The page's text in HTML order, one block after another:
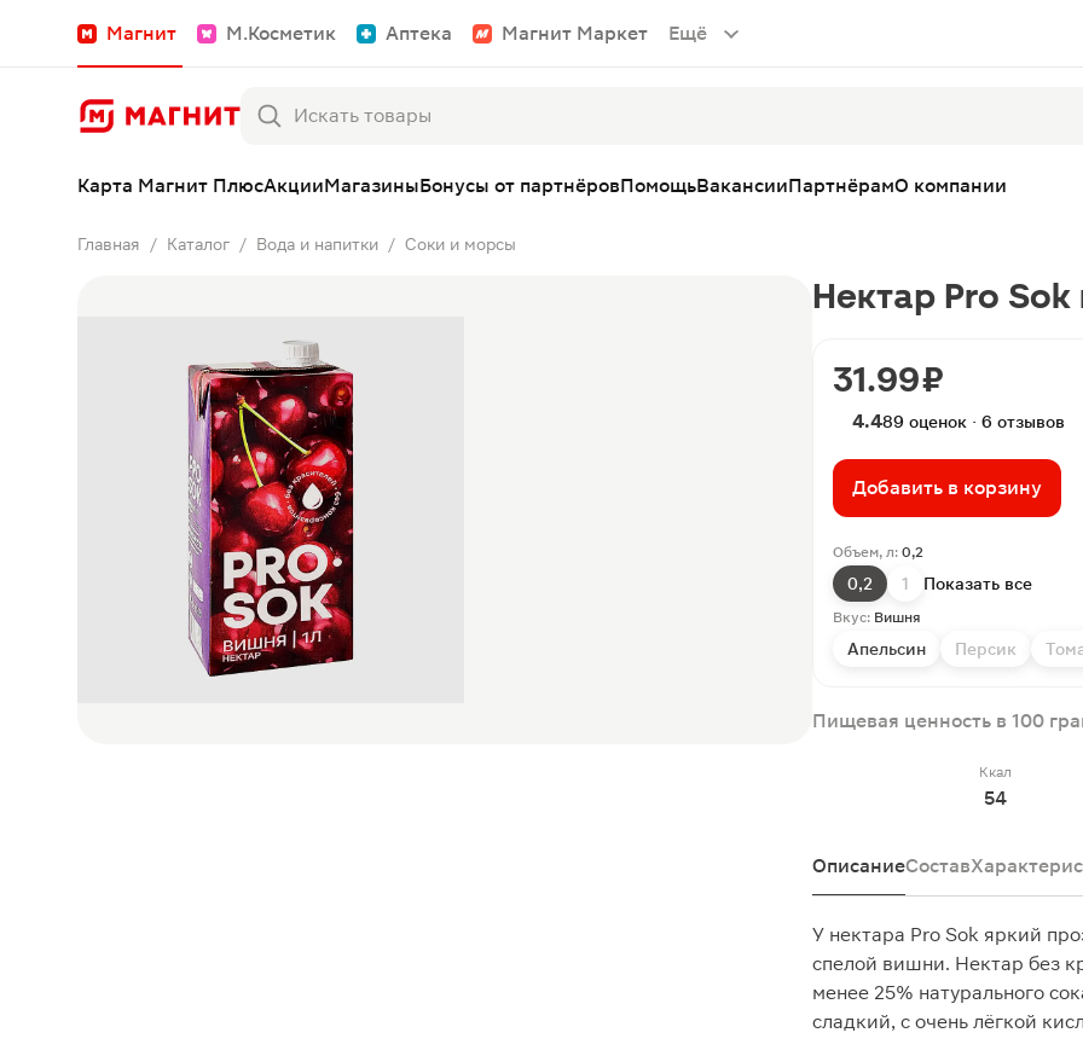
Магнит М.Косметик Аптека Магнит Маркет Ещё
Карта Магнит ПлюсАкцииМагазиныБонусы от партнёровПомощьВакансииПартнёрамО компании
Главная / Каталог / Вода и напитки / Соки и морсы
Нектар Pro
31.99 ₽
4.489 оценок · 6 отзывов
Добавить в корзину
Объем, л: 0,2
0,2 1 Показать все
Вкус: Вишня
Апельсин Персик
Пищевая ценность в 100
Ккал
54
ОписаниеСостав
У нектара Pro Sok яркий
спелой вишни. Нектар без
менее 25% натурального
сладкий, с очень лёгкой